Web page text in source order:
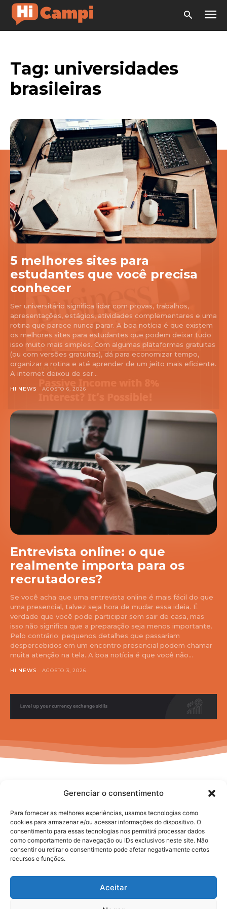
Gerenciar o consentimento
Para fornecer as melhores experiências, usamos tecnologias como
cookies para armazenar e/ou acessar informações do dispositivo. O
consentimento para essas tecnologias nos permitirá processar dados
como comportamento de navegação ou IDs exclusivos neste site. Não
consentir ou retirar o consentimento pode afetar negativamente certos
recursos e funções.
Aceitar
Tag: universidades
brasileiras
5 melhores sites para
estudantes que você precisa
conhecer
Ser universitário significa lidar com provas, trabalhos,
apresentações, estágios, atividades complementares e uma
rotina que parece nunca parar. A boa notícia é que existem
os melhores sites para estudantes que podem deixar tudo
isso muito mais simples. Com algumas plataformas gratuitas
(ou com versões gratuitas), dá para economizar tempo,
organizar a rotina e até aprender de um jeito mais eficiente.
A internet deixou de ser...
HI NEWS AGOSTO 6, 2026
Entrevista online: o que
realmente importa para os
recrutadores?
Se você acha que uma entrevista online é mais fácil do que
uma presencial, talvez seja hora de mudar essa ideia. É
verdade que você pode participar sem sair de casa, mas
isso não significa que a preparação seja menos importante.
Pelo contrário: pequenos detalhes que passariam
despercebidos em um encontro presencial podem chamar
muita atenção na tela. A boa notícia é que você não...
HI NEWS AGOSTO 3, 2026
No posts to display